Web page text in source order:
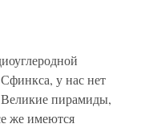
у нас нет
Великие пирамиды,
же имеются